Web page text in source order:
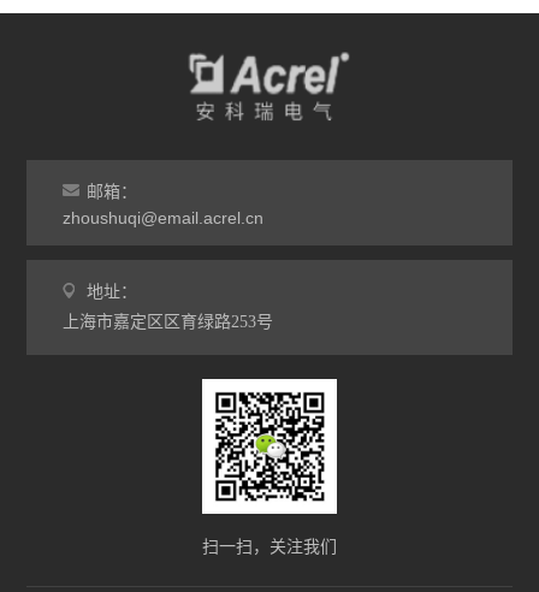
邮箱：
zhoushuqi@email.acrel.cn
地址：
上海市嘉定区区育绿路253号
扫一扫，关注我们